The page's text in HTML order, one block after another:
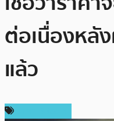
ต่อเนื่องหลั
แล้ว